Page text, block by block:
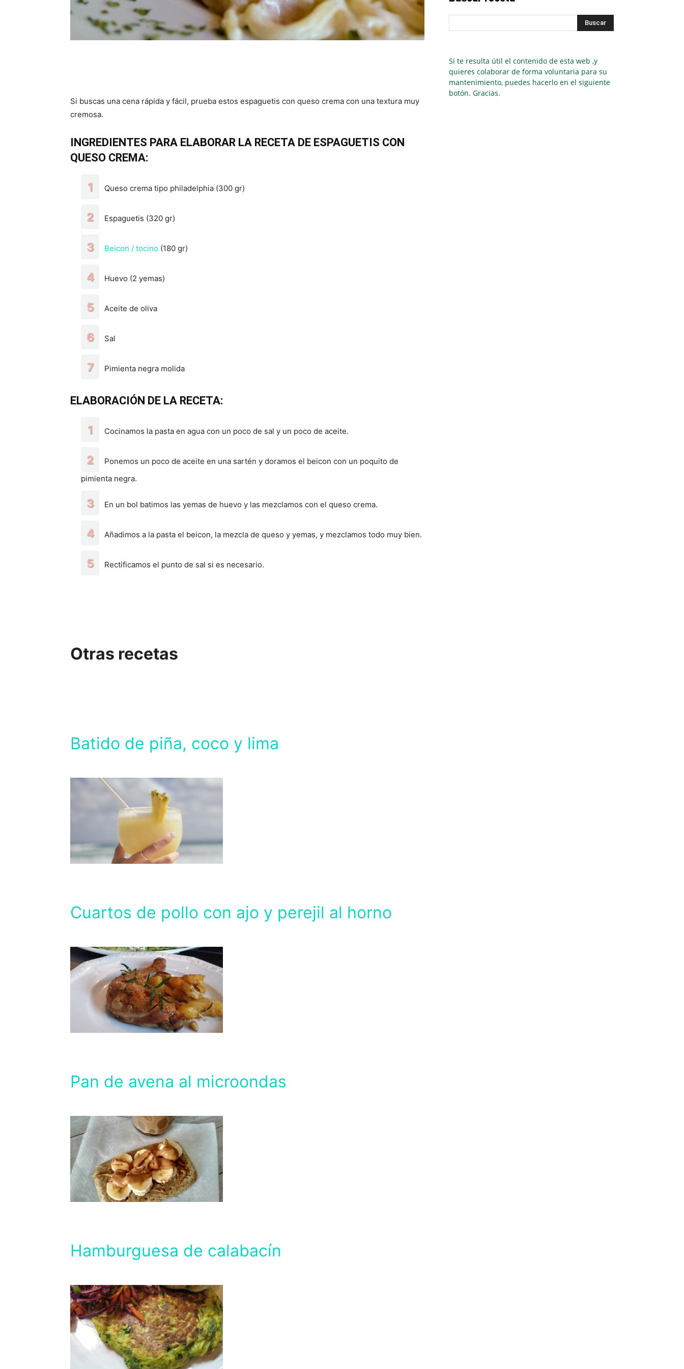
Si buscas una cena rápida y fácil, prueba estos espaguetis con queso crema con una textura muy
cremosa.
INGREDIENTES PARA ELABORAR LA RECETA DE ESPAGUETIS CON
QUESO CREMA:
Queso crema tipo philadelphia (300 gr)
Espaguetis (320 gr)
Beicon / tocino (180 gr)
Huevo (2 yemas)
Aceite de oliva
Sal
Pimienta negra molida
ELABORACIÓN DE LA RECETA:
Cocinamos la pasta en agua con un poco de sal y un poco de aceite.
Ponemos un poco de aceite en una sartén y doramos el beicon con un poquito de
pimienta negra.
En un bol batimos las yemas de huevo y las mezclamos con el queso crema.
Añadimos a la pasta el beicon, la mezcla de queso y yemas, y mezclamos todo muy bien.
Rectificamos el punto de sal si es necesario.
Otras recetas
Batido de piña, coco y lima
Cuartos de pollo con ajo y perejil al horno
Pan de avena al microondas
Hamburguesa de calabacín
Si te resulta útil el contenido de esta web ,y
quieres colaborar de forma voluntaria para su
mantenimiento, puedes hacerlo en el siguiente
botón. Gracias.